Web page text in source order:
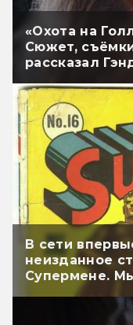
«Охота на
Сюжет,
рассказал
В сети
неизданное
Супермене.